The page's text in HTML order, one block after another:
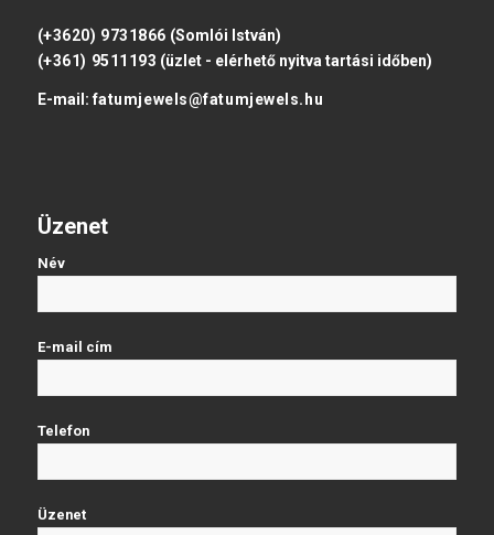
(+3620) 9731866 (Somlói István)
(+361) 9511193 (üzlet - elérhető nyitva tartási időben)
E-mail: fatumjewels@fatumjewels.hu
Üzenet
Név
E-mail cím
Telefon
Üzenet